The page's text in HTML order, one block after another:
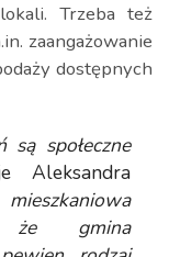
Trzeba też
zaangażowanie
dostępnych
są społeczne
Aleksandra
że gmina